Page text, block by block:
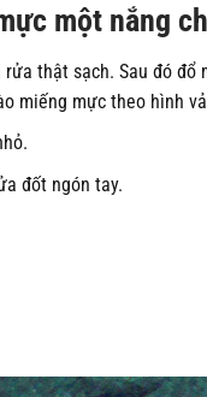
một nắng
thật sạch. Sau đó
miếng mực theo hình
đốt ngón tay.